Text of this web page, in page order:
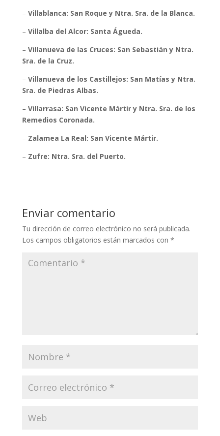
– Villablanca: San Roque y Ntra. Sra. de la Blanca.
– Villalba del Alcor: Santa Águeda.
– Villanueva de las Cruces: San Sebastián y Ntra.
Sra. de la Cruz.
– Villanueva de los Castillejos: San Matías y Ntra.
Sra. de Piedras Albas.
– Villarrasa: San Vicente Mártir y Ntra. Sra. de los
Remedios Coronada.
– Zalamea La Real: San Vicente Mártir.
– Zufre: Ntra. Sra. del Puerto.
Enviar comentario
Tu dirección de correo electrónico no será publicada.
Los campos obligatorios están marcados con *